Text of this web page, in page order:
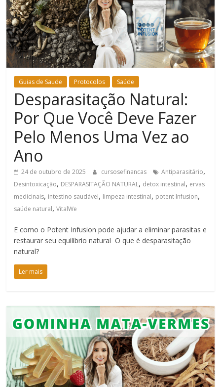
Estar
Guias de Saude Protocolos Saúde
Desparasitação Natural:
Por Que Você Deve Fazer
Pelo Menos Uma Vez ao
Ano
24 de outubro de 2025 cursosefinancas Antiparasitário,
Desintoxicação, DESPARASITAÇÃO NATURAL, detox intestinal, ervas
medicinais, intestino saudável, limpeza intestinal, potent Infusion,
saúde natural,VitalWe
E como o Potent Infusion pode ajudar a eliminar parasitas e
restaurar seu equilíbrio natural O que é desparasitação
natural?
Ler mais